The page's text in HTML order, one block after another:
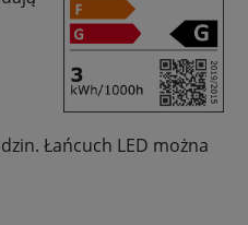
Łańcuch LED można